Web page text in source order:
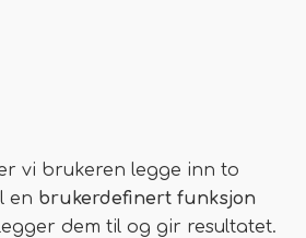
vi brukeren legge inn to
en brukerdefinert funksjon
dem til og gir resultatet.